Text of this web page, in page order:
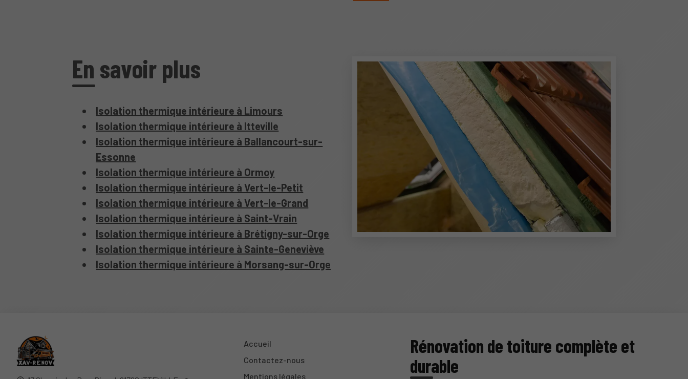
En savoir plus
Isolation thermique intérieure à Limours
Isolation thermique intérieure à Itteville
Isolation thermique intérieure à Ballancourt-sur-
Essonne
Isolation thermique intérieure à Ormoy
Isolation thermique intérieure à Vert-le-Petit
Isolation thermique intérieure à Vert-le-Grand
Isolation thermique intérieure à Saint-Vrain
Isolation thermique intérieure à Brétigny-sur-Orge
Isolation thermique intérieure à Sainte-Geneviève
Isolation thermique intérieure à Morsang-sur-Orge
Accueil
Contactez-nous
Mentions légales
Rénovation de toiture complète et
durable